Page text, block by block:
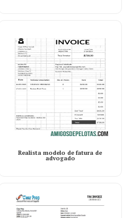
Realista modelo de fatura de
advogado